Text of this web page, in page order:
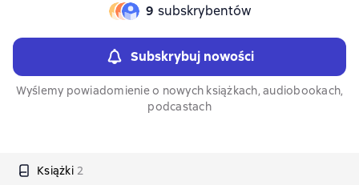
9 subskrybentów
Subskrybuj nowości
Wyślemy powiadomienie o nowych książkach, audiobookach,
podcastach
Książki 2